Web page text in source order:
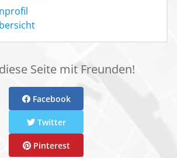
Seite mit Freunden!
Facebook
Twitter
Pinterest